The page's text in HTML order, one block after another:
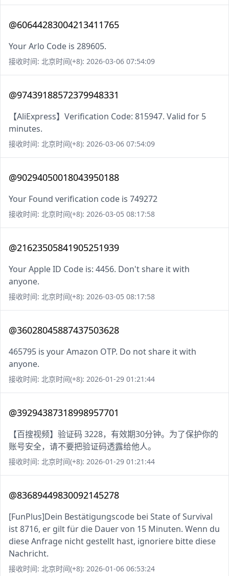
@60644283004213411765
Your Arlo Code is 289605.
接收时间: 北京时间(+8): 2026-03-06 07:54:09
@97439188572379948331
【AliExpress】Verification Code: 815947. Valid for 5
minutes.
接收时间: 北京时间(+8): 2026-03-06 07:54:09
@90294050018043950188
Your Found verification code is 749272
接收时间: 北京时间(+8): 2026-03-05 08:17:58
@21623505841905251939
Your Apple ID Code is: 4456. Don't share it with
anyone.
接收时间: 北京时间(+8): 2026-03-05 08:17:58
@36028045887437503628
465795 is your Amazon OTP. Do not share it with
anyone.
接收时间: 北京时间(+8): 2026-01-29 01:21:44
@39294387318998957701
【百搜视频】验证码 3228，有效期30分钟。为了保护你的
账号安全，请不要把验证码透露给他人。
接收时间: 北京时间(+8): 2026-01-29 01:21:44
@83689449830092145278
[FunPlus]Dein Bestätigungscode bei State of Survival
ist 8716, er gilt für die Dauer von 15 Minuten. Wenn du
diese Anfrage nicht gestellt hast, ignoriere bitte diese
Nachricht.
接收时间: 北京时间(+8): 2026-01-06 06:53:24